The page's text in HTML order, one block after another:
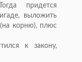
придется
выложить
корню), плюс
к закону,